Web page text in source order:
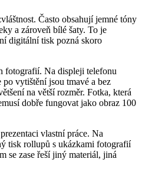
Často obsahují jemné tóny
a zároveň bílé šaty. To je
digitální tisk pozná skoro
fotografií. Na displeji telefonu
vytištění jsou tmavé a bez
na větší rozměr. Fotka, která
dobře fungovat jako obraz 100
vlastní práce. Na
tisk rollupů s ukázkami fotografií
se zase řeší jiný materiál, jiná